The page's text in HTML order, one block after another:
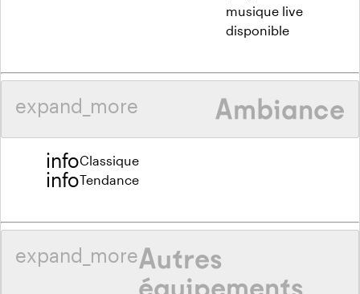
musique live
disponible
expand_more Ambiance
infoClassique
infoTendance
expand_moreAutres